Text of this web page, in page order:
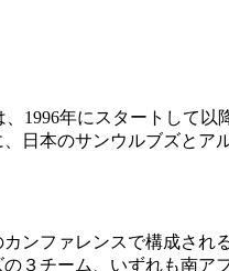
1996年にスタートして以
日本のサンウルブズとア
ンファレンスで構成され
３チーム、いずれも南ア